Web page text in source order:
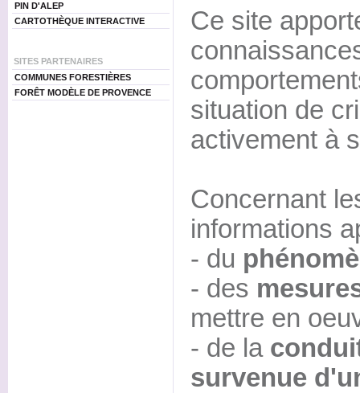
PIN D'ALEP
CARTOTHÈQUE INTERACTIVE
SITES PARTENAIRES
COMMUNES FORESTIÈRES
FORÊT MODÈLE DE PROVENCE
Ce site
situation de
activement à
Concernant
informations
- du
- des
mettre en
- de la
survenue